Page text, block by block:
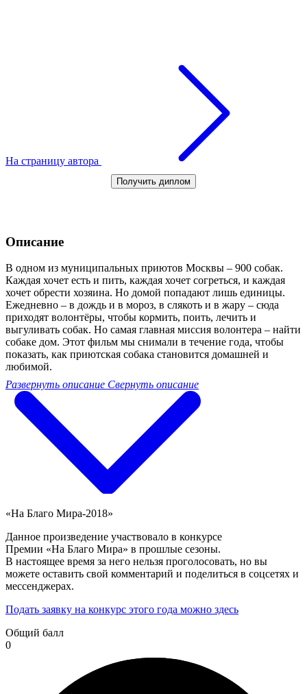
На страницу автора
Получить диплом
Описание
В одном из муниципальных приютов Москвы – 900 собак.
Каждая хочет есть и пить, каждая хочет согреться, и каждая
хочет обрести хозяина. Но домой попадают лишь единицы.
Ежедневно – в дождь и в мороз, в слякоть и в жару – сюда
приходят волонтёры, чтобы кормить, поить, лечить и
выгуливать собак. Но самая главная миссия волонтера – найти
собаке дом. Этот фильм мы снимали в течение года, чтобы
показать, как приютская собака становится домашней и
любимой.
Развернуть описание Свернуть описание
«На Благо Мира-2018»
Данное произведение участвовало в конкурсе
Премии «На Благо Мира» в прошлые сезоны.
В настоящее время за него нельзя проголосовать, но вы
можете оставить свой комментарий и поделиться в соцсетях и
мессенджерах.
Подать заявку на конкурс этого года можно здесь
Общий балл
0